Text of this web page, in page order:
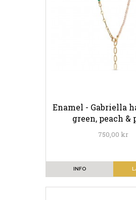
Enamel - Gabriella
green, peach &
750,00 kr
INFO